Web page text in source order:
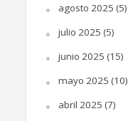
agosto 2025 (5)
julio 2025 (5)
junio 2025 (15)
mayo 2025 (10)
abril 2025 (7)